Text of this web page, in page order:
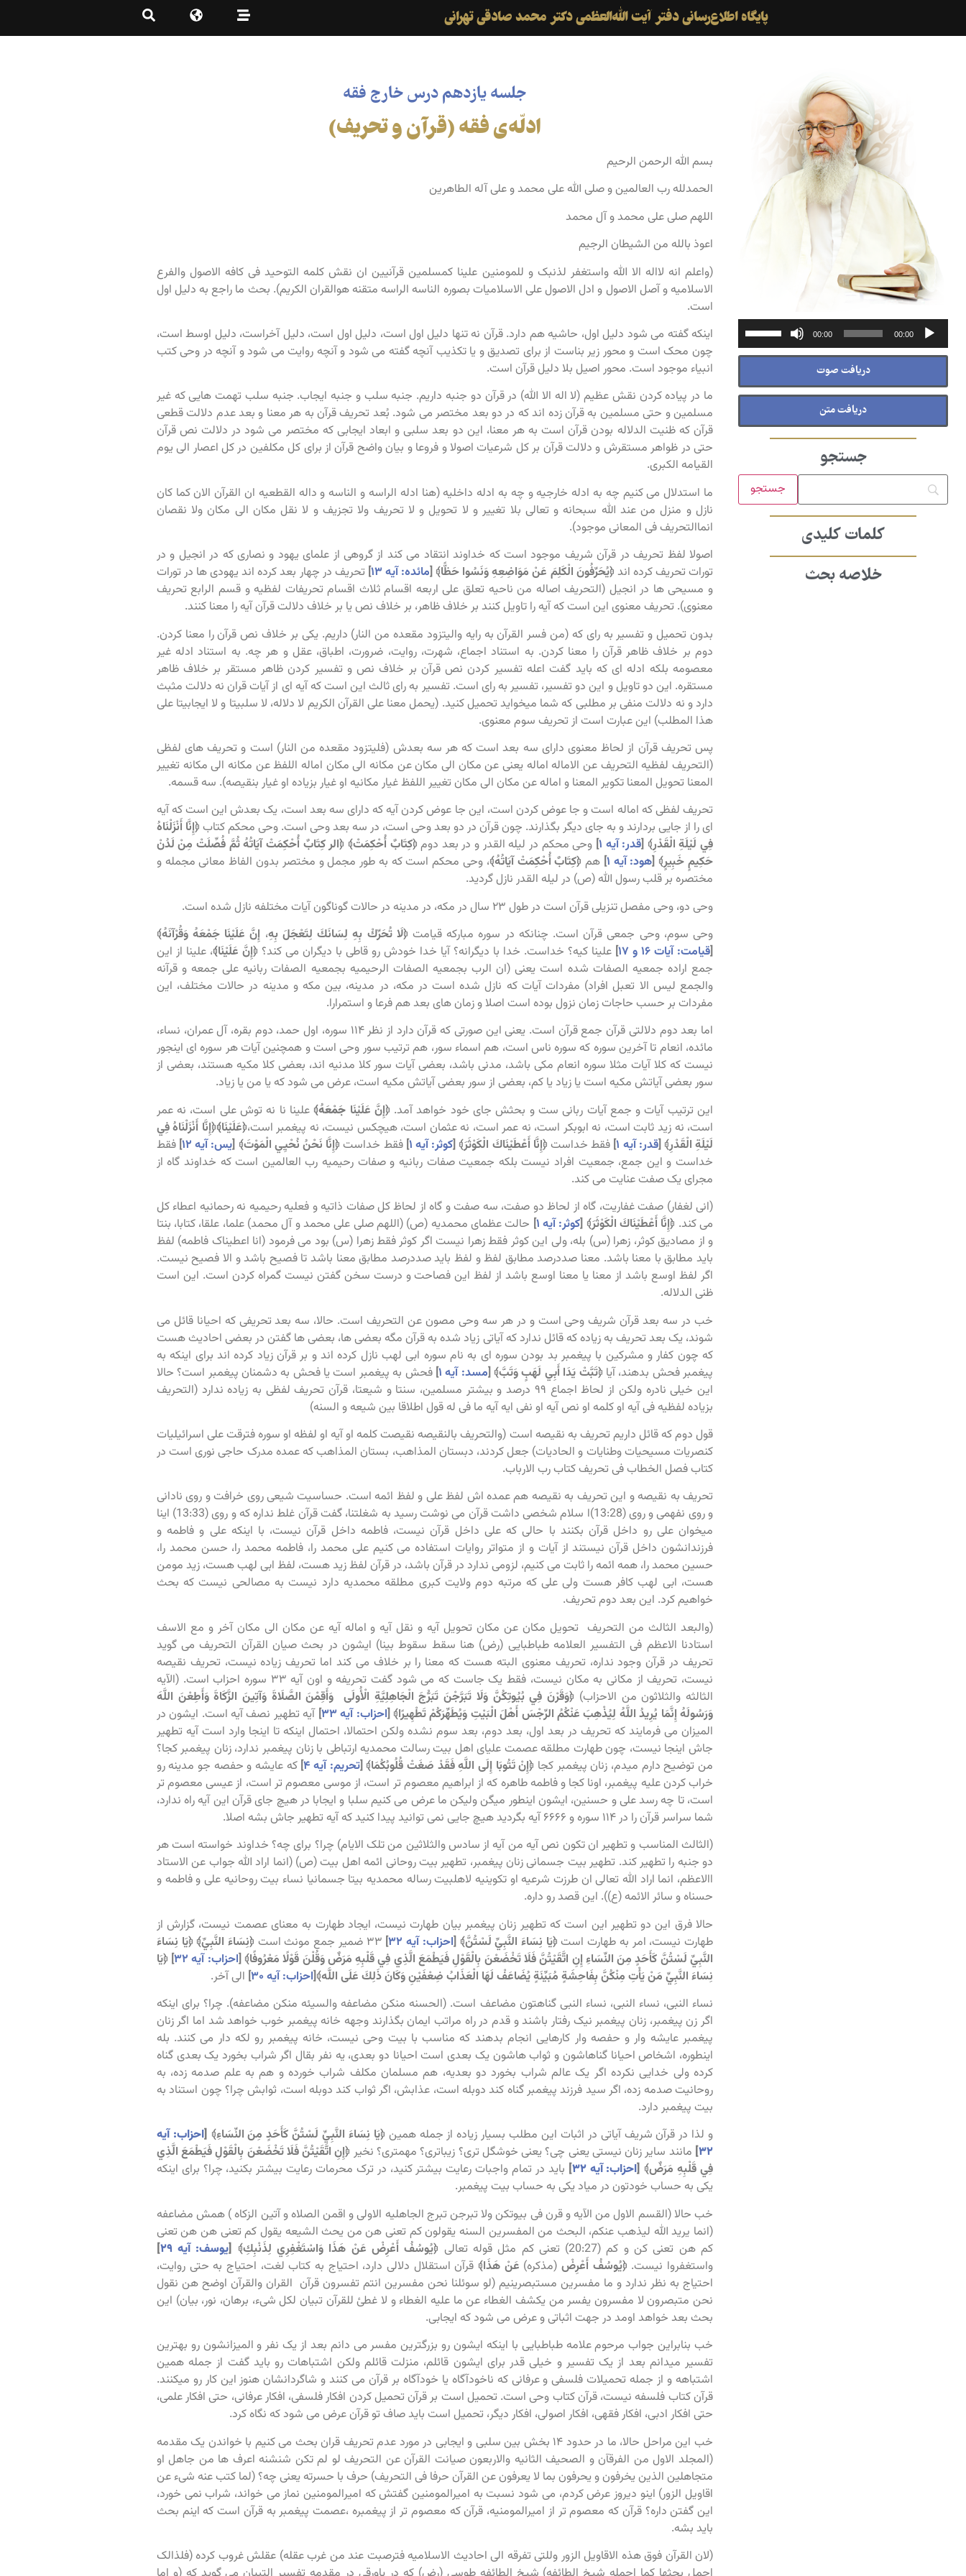
پایگاه اطلاع‌رسانی دفتر آیت الله‌العظمی دکتر محمد صادقی تهرانی
پخش‌کننده
صوت
00:00
00:00
یا
صدا
کلیدهای
استفاده
دریافت صوت
دریافت متن
جستجو
کلمات کلیدی
خلاصه بحث
جلسه یازدهم درس خارج فقه
ادلّه‌ی فقه (قرآن و تحریف)
بسم الله الرحمن الرحیم
الحمدلله رب العالمین و صلی الله علی محمد و علی آله الطاهرین
اللهم صلی علی محمد و آل محمد
اعوذ بالله من الشیطان الرجیم
(واعلم انه لااله الا الله واستغفر لذنبک و للمومنین علینا کمسلمین قرآنیین ان نقش کلمه التوحید فی کافه الاصول والفرع
الاسلامیه و آصل الاصول و ادل الاصول علی الاسلامیات بصوره الناسه الراسه متقنه هوالقران الکریم). بحث ما راجع به دلیل اول
است.
اینکه گفته می شود دلیل اول، حاشیه هم دارد. قرآن نه تنها دلیل اول است، دلیل اول است، دلیل آخراست، دلیل اوسط است،
چون محک است و محور زیر بناست از برای تصدیق و یا تکذیب آنچه گفته می شود و آنچه روایت می شود و آنچه در وحی کتب
انبیاء موجود است. محور اصیل بلا دلیل قرآن است.
ما در پیاده کردن نقش عظیم (لا اله الا الله) در قرآن دو جنبه داریم. جنبه سلب و جنبه ایجاب. جنبه سلب تهمت هایی که غیر
مسلمین و حتی مسلمین به قرآن زده اند که در دو بعد مختصر می شود. بُعد تحریف قرآن به هر معنا و بعد عدم دلالت قطعی
قرآن که ظنیت الدلاله بودن قرآن است به هر معنا، این دو بعد سلبی و ابعاد ایجابی که مختصر می شود در دلالت نص قرآن
حتی در ظواهر مستقرش و دلالت قرآن بر کل شرعیات اصولا و فروعا و بیان واضح قرآن از برای کل مکلفین در کل اعصار الی یوم
القیامه الکبری.
ما استدلال می کنیم چه به ادله خارجیه و چه به ادله داخلیه (هنا ادله الراسه و الناسه و داله القطعیه ان القرآن الان کما کان
نازل و منزل من عند الله سبحانه و تعالی بلا تغییر و لا تحویل و لا تحریف ولا تجزیف و لا نقل مکان الی مکان ولا نقصان
انماالتحریف فی المعانی موجود).
اصولا لفظ تحریف در قرآن شریف موجود است که خداوند انتقاد می کند از گروهی از علمای یهود و نصاری که در انجیل و در
تورات تحریف کرده اند ﴿يُحَرِّفُونَ الْكَلِمَ عَنْ مَوَاضِعِهِ وَنَسُوا حَظًّا﴾ [مائده: آیه ۱۳ ] تحریف در چهار بعد کرده اند یهودی ها در تورات
و مسیحی ها در انجیل (التحریف اصاله من ناحیه تعلق علی اربعه اقسام ثلاث اقسام تحریفات لفظیه و قسم الرابع تحریف
معنوی). تحریف معنوی این است که آیه را تاویل کنند بر خلاف ظاهر، بر خلاف نص یا بر خلاف دلالت قرآن آیه را معنا کنند.
بدون تحمیل و تفسیر به رای که (من فسر القرآن به رایه والیتزود مقعده من النار) داریم. یکی بر خلاف نص قرآن را معنا کردن.
دوم بر خلاف ظاهر قرآن را معنا کردن. به استناد اجماع، شهرت، روایت، ضرورت، اطباق، عقل و هر چه. به استناد ادله غیر
معصومه بلکه ادله ای که باید گفت اعله تفسیر کردن نص قرآن بر خلاف نص و تفسیر کردن ظاهر مستقر بر خلاف ظاهر
مستقره. این دو تاویل و این دو تفسیر، تفسیر به رای است. تفسیر به رای ثالث این است که آیه ای از آیات قران نه دلالت مثبث
دارد و نه دلالت منفی بر مطلبی که شما میخواید تحمیل کنید. (یحمل معنا علی القرآن الکریم لا دلاله، لا سلبیتا و لا ایجابیتا علی
هذا المطلب) این عبارت است از تحریف سوم معنوی.
پس تحریف قرآن از لحاظ معنوی دارای سه بعد است که هر سه بعدش (فلیتزود مقعده من النار) است و تحریف های لفظی
(التحریف لفظیه التحریف عن الاماله اماله یعنی عن مکان الی مکان عن مکانه الی مکان اماله اللفظ عن مکانه الی مکانه تغییر
المعنا تحویل المعنا تکویر المعنا و اماله عن مکان الی مکان تغییر اللفظ غیار مکانیه او غیار بزیاده او غیار بنقیصه). سه قسمه.
تحریف لفظی که اماله است و جا عوض کردن است، این جا عوض کردن آیه که دارای سه بعد است، یک بعدش این است که آیه
ای را از جایی بردارند و به جای دیگر بگذارند. چون قرآن در دو بعد وحی است، در سه بعد وحی است. وحی محکم کتاب ﴿إِنَّا أَنْزَلْنَاهُ
فِي لَيْلَةِ الْقَدْرِ﴾ [قدر: آیه ۱ ] وحی محکم در لیله القدر و در بعد دوم ﴿كِتَابٌ أُحْكِمَتْ﴾ ﴿الر كِتَابٌ أُحْكِمَتْ آيَاتُهُ ثُمَّ فُصِّلَتْ مِنْ لَدُنْ
حَكِيمٍ خَبِيرٍ﴾ [هود: آیه ۱ ] هم ﴿كِتَابٌ أُحْكِمَتْ آيَاتُهُ﴾، وحی محکم است که به طور مجمل و مختصر بدون الفاظ معانی مجمله و
مختصره بر قلب رسول الله (ص) در لیله القدر نازل گردید.
وحی دو، وحی مفصل تنزیلی قرآن است در طول ۲۳ سال در مکه، در مدینه در حالات گوناگون آیات مختلفه نازل شده است.
وحی سوم، وحی جمعی قرآن است. چنانکه در سوره مبارکه قیامت ﴿لَا تُحَرِّكْ بِهِ لِسَانَكَ لِتَعْجَلَ بِهِ، إِنَّ عَلَيْنَا جَمْعَهُ وَقُرْآنَهُ﴾
[قیامت: آیات ۱۶ و ۱۷ ] علینا کیه؟ خداست. خدا با دیگرانه؟ آیا خدا خودش رو قاطی با دیگران می کند؟ ﴿إِنَّ عَلَيْنَا﴾، علینا از این
جمع اراده جمعیه الصفات شده است یعنی (ان الرب بجمعیه الصفات الرحیمیه بجمعیه الصفات ربانیه علی جمعه و قرآنه
والجمع لیس الا تعبل افراد) مفردات آیات که نازل شده است در مکه، در مدینه، بین مکه و مدینه در حالات مختلف، این
مفردات بر حسب حاجات زمان نزول بوده است اصلا و زمان های بعد هم فرعا و استمرارا.
اما بعد دوم دلالتی قرآن جمع قرآن است. یعنی این صورتی که قرآن دارد از نظر ۱۱۴ سوره، اول حمد، دوم بقره، آل عمران، نساء،
مائده، انعام تا آخرین سوره که سوره ناس است، هم اسماء سور، هم ترتیب سور وحی است و همچنین آیات هر سوره ای اینجور
نیست که کلا آیات مثلا سوره انعام مکی باشد، مدنی باشد، بعضی آیات سور کلا مدنیه اند، بعضی کلا مکیه هستند، بعضی از
سور بعضی آیاتش مکیه است یا زیاد یا کم، بعضی از سور بعضی آیاتش مکیه است، عرض می شود که یا من یا زیاد.
این ترتیب آیات و جمع آیات ربانی ست و بحثش جای خود خواهد آمد. ﴿إِنَّ عَلَيْنَا جَمْعَهُ﴾ علینا نا نه توش علی است، نه عمر
است، نه زید ثابت است، نه ابوبکر است، نه عمر است، نه عثمان است، هیچکس نیست، نه پیغمبر است،﴿عَلَيْنَا﴾﴿إِنَّا أَنْزَلْنَاهُ فِي
لَيْلَةِ الْقَدْرِ﴾ [قدر: آیه ۱ ] فقط خداست ﴿إِنَّا أَعْطَيْنَاكَ الْكَوْثَرَ﴾ [کوثر: آیه ۱ ] فقط خداست ﴿إِنَّا نَحْنُ نُحْيِي الْمَوْتَ﴾ [یس: آیه ۱۲ ] فقط
خداست و این جمع، جمعیت افراد نیست بلکه جمعیت صفات ربانیه و صفات رحیمیه رب العالمین است که خداوند گاه از
مجرای یک صفت عنایت می کند.
(انی لغفار) صفت غفاریت، گاه از لحاظ دو صفت، سه صفت و گاه از لحاظ کل صفات ذاتیه و فعلیه رحیمیه نه رحمانیه اعطاء کل
می کند. ﴿إِنَّا أَعْطَيْنَاكَ الْكَوْثَرَ﴾ [کوثر: آیه ۱ ] حالت عظمای محمدیه (ص) (اللهم صلی علی محمد و آل محمد) علما، علقا، کتابا، بنتا
و از مصادیق کوثر، زهرا (س) بله، ولی این کوثر فقط زهرا نیست اگر کوثر فقط زهرا (س) بود می فرمود (انا اعطیناک فاطمه) لفظ
باید مطابق با معنا باشد. معنا صددرصد مطابق لفظ و لفظ باید صددرصد مطابق معنا باشد تا فصیح باشد و الا فصیح نیست.
اگر لفظ اوسع باشد از معنا یا معنا اوسع باشد از لفظ این فصاحت و درست سخن گفتن نیست گمراه کردن است. این است
ظنی الدلاله.
خب در سه بعد قرآن شریف وحی است و در هر سه وحی مصون عن التحریف است. حالا، سه بعد تحریفی که احیانا قائل می
شوند، یک بعد تحریف به زیاده که قائل ندارد که آیاتی زیاد شده به قرآن مگه بعضی ها، بعضی ها گفتن در بعضی احادیث هست
که چون کفار و مشرکین با پیغمبر بد بودن سوره ای به نام سوره ابی لهب نازل کرده اند و بر قرآن زیاد کرده اند برای اینکه به
پیغمبر فحش بدهند، آیا ﴿تَبَّتْ يَدَا أَبِي لَهَبٍ وَتَبَّ﴾ [مسد: آیه ۱ ] فحش به پیغمبر است یا فحش به دشمنان پیغمبر است؟ حالا
این خیلی نادره ولکن از لحاظ اجماع ۹۹ درصد و بیشتر مسلمین، سنتا و شیعتا، قرآن تحریف لفظی به زیاده ندارد (التحریف
بزیاده لفظیه فی آیه او کلمه او نص آیه او نفی ایه آیه ما فی له قول اطلاقا بین شیعه و السنه)
قول دوم که قائل داریم تحریف به نقیصه است (والتحریف بالنقیصه نقیصت کلمه او آیه او لفظه او سوره فترقت علی اسرائیلیات
کنصریات مسیحیات وطنایات و الحادیات) جعل کردند، دبستان المذاهب، بستان المذاهب که عمده مدرک حاجی نوری است در
کتاب فصل الخطاب فی تحریف کتاب رب الارباب.
تحریف به نقیصه و این تحریف به نقیصه هم عمده اش لفظ علی و لفظ ائمه است. حساسیت شیعی روی خرافت و روی نادانی
و روی نفهمی و روی (13:28)ا سلام شخصی داشت قرآن می نوشت رسید به شغلتنا، گفت قرآن غلط نداره که و روی (13:33) اینا
میخوان علی رو داخل قرآن بکنند با حالی که علی داخل قرآن نیست، فاطمه داخل قرآن نیست، با اینکه علی و فاطمه و
فرزندانشون داخل قرآن نیستند از آیات و از متواتر روایات استفاده می کنیم علی محمد را، فاطمه محمد را، حسن محمد را،
حسین محمد را، همه ائمه را ثابت می کنیم، لزومی ندارد در قرآن باشد، در قرآن لفظ زید هست، لفظ ابی لهب هست، زید مومن
هست، ابی لهب کافر هست ولی علی که مرتبه دوم ولایت کبری مطلقه محمدیه دارد نیست به مصالحی نیست که بحث
خواهیم کرد. این بعد دوم تحریف.
(والبعد الثالث من التحریف تحویل مکان عن مکان تحویل آیه و نقل آیه و اماله آیه عن مکان الی مکان آخر و مع الاسف
استادنا الاعظم فی التفسیر العلامه طباطبایی (رض) هنا سقط سقوط بینا) ایشون در بحث صیان القرآن التحریف می گوید
تحریف در قرآن وجود نداره، تحریف معنوی البته هست که معنا را بر خلاف می کند اما تحریف زیاده نیست، تحریف نقیصه
نیست، تحریف از مکانی به مکان نیست، فقط یک جاست که می شود گفت تحریفه و اون آیه ۳۳ سوره احزاب است. (الآیه
الثالثه والثلاثون من الاحزاب) ﴿وَقَرْنَ فِي بُيُوتِكُنَّ وَلَا تَبَرَّجْنَ تَبَرُّجَ الْجَاهِلِيَّةِ الْأُولَى وَأَقِمْنَ الصَّلَاةَ وَآتِينَ الزَّكَاةَ وَأَطِعْنَ اللَّهَ
وَرَسُولَهُ إِنَّمَا يُرِيدُ اللَّهُ لِيُذْهِبَ عَنْكُمُ الرِّجْسَ أَهْلَ الْبَيْتِ وَيُطَهِّرَكُمْ تَطْهِيرًا﴾ [احزاب: آیه ۳۳ ] آیه تطهیر نصف آیه است. ایشون در
المیزان می فرمایند که تحریف در بعد اول، بعد دوم، بعد سوم نشده ولکن احتمالا، احتمال اینکه تا اینجا وارد است آیه تطهیر
جاش اینجا نیست، چون طهارت مطلقه عصمت علیای اهل بیت رسالت محمدیه ارتباطی با زنان پیغمبر ندارد، زنان پیغمبر کجا؟
من توضیح دارم میدم، زنان پیغمبر کجا ﴿إِنْ تَتُوبَا إِلَى اللَّهِ فَقَدْ صَغَتْ قُلُوبُكُمَا﴾ [تحریم: آیه ۴ ] که عایشه و حفصه جو مدینه رو
خراب کردن علیه پیغمبر، اونا کجا و فاطمه طاهره که از ابراهیم معصوم تر است، از موسی معصوم تر است، از عیسی معصوم تر
است، تا چه رسد علی و حسنین، ایشون اینطور میگن ولیکن ما عرض می کنیم سلبا و ایجابا در هیچ جای قرآن این آیه راه ندارد،
شما سراسر قرآن را در ۱۱۴ سوره و ۶۶۶۶ آیه بگردید هیچ جایی نمی توانید پیدا کنید که آیه تطهیر جاش بشه اصلا.
(الثالث المناسب و تطهیر ان تکون نص آیه من آیه از سادس والثلاثین من تلک الایام) چرا؟ برای چه؟ خداوند خواسته است هر
دو جنبه را تطهیر کند. تطهیر بیت جسمانی زنان پیغمبر، تطهیر بیت روحانی ائمه اهل بیت (ص) (انما اراد الله جواب عن الاستاد
االاعظم، انما اراد الله تعالی ان طرزت شرعیه او تکوینیه لاهلبیت رساله محمدیه بیتا جسمانیا نساء بیت روحانیه علی و فاطمه و
حسناه و سائر الائمه (ع)). این قصد رو داره.
حالا فرق این دو تطهیر این است که تطهیر زنان پیغمبر بیان طهارت نیست، ایجاد طهارت به معنای عصمت نیست، گزارش از
طهارت نیست، امر به طهارت است ﴿يَا نِسَاءَ النَّبِيِّ لَسْتُنَّ﴾ [احزاب: آیه ۳۲ ] ﴿نِسَاءَ النَّبِيِّ﴾ ﴿يَا نِسَاءَ
النَّبِيِّ لَسْتُنَّ كَأَحَدٍ مِنَ النِّسَاءِ إِنِ اتَّقَيْتُنَّ فَلَا تَخْضَعْنَ بِالْقَوْلِ فَيَطْمَعَ الَّذِي فِي قَلْبِهِ مَرَضٌ وَقُلْنَ قَوْلًا مَعْرُوفًا﴾ [احزاب: آیه ۳۲ ] ﴿يَا
نِسَاءَ النَّبِيِّ مَنْ يَأْتِ مِنْكُنَّ بِفَاحِشَةٍ مُبَيِّنَةٍ يُضَاعَفْ لَهَا الْعَذَابُ ضِعْفَيْنِ وَكَانَ ذَلِكَ عَلَى اللَّه﴾[احزاب: آیه ۳۰ ] الی آخر.
نساء النبی، نساء النبی، نساء النبی گناهتون مضاعف است. (الحسنه منکن مضاعفه والسیئه منکن مضاعفه). چرا؟ برای اینکه
اگر زن پیغمبر، زنان پیغمبر نیک رفتار باشند و قدم در راه مراتب ایمان بگذارند وجهه خانه پیغمبر خوب خواهد شد اما اگر زنان
پیغمبر عایشه وار و حفصه وار کارهایی انجام بدهند که مناسب با بیت وحی نیست، خانه پیغمبر رو لکه دار می کنند. بله
اینطوره، اشخاص احیانا گناهاشون و ثواب هاشون یک بعدی است احیانا دو بعدی، یه نفر بقال اگر شراب بخورد یک بعدی گناه
کرده ولی خدایی نکرده اگر یک عالم شراب بخورد دو بعدیه، هم مسلمان مکلف شراب خورده و هم به علم صدمه زده، به
روحانیت صدمه زده، اگر سید فرزند پیغمبر گناه کند دوبله است، عذابش، اگر ثواب کند دوبله است، ثوابش چرا؟ چون استناد به
بیت پیغمبر دارد.
و لذا در قرآن شریف آیاتی در اثبات این مطلب بسیار زیاده از جمله همین ﴿يَا نِسَاءَ النَّبِيِّ لَسْتُنَّ كَأَحَدٍ مِنَ النِّسَاءِ﴾ [احزاب: آیه
۳۲] مانند سایر زنان نیستی یعنی چی؟ یعنی خوشگل تری؟ زیباتری؟ مهمتری؟ نخیر ﴿إِنِ اتَّقَيْتُنَّ فَلَا تَخْضَعْنَ بِالْقَوْلِ فَيَطْمَعَ الَّذِي
فِي قَلْبِهِ مَرَضٌ﴾ [احزاب: آیه ۳۲ ] باید در تمام واجبات رعایت بیشتر کنید، در ترک محرمات رعایت بیشتر بکنید، چرا؟ برای اینکه
یکی به حساب خودتون در میاد یکی به حساب بیت پیغمبر.
خب حالا (القسم الاول من الآیه و قرن فی بیوتکن ولا تبرجن تبرج الجاهلیه الاولی و اقمن الصلاه و آتین الزکاه ) همش مضاعفه
(انما یرید الله لیذهب عنکم، البحث من المفسرین السنه یقولون کم تعنی هن من یحث الشیعه یقول کم تعنی هن هن تعنی
کم هن تعنی کن و کم (20:27) تعنی کم مثل قوله تعالی
﴿يُوسُفُ أَعْرِضْ عَنْ هَذَا وَاسْتَغْفِرِي لِذَنْبِكِ﴾ [یوسف: آیه ۲۹
]
واستغفروا نیست. ﴿يُوسُفُ أَعْرِضْ (مذکره) عَنْ هَذَا﴾ قرآن استقلال دلالی دارد، احتیاج به کتاب لغت، احتیاج به حتی روایت،
احتیاج به نظر ندارد و ما مفسرین مستبصرینیم (لو سوئلنا نحن مفسرین انتم تفسرون قرآن القران والقرآن اوضح هن نقول
نحن متبصرون لا مفسرون یفسر من یکشف الغطاء عن ما علیه الغطاء و لا غطئ للقرآن تبیان لکل شیء، برهان، نور، بیان) این
بحث بعد خواهد اومد در جهت اثباتی و عرض می شود که ایجابی.
خب بنابراین جواب مرحوم علامه طباطبایی با اینکه ایشون رو بزرگترین مفسر می دانم بعد از یک نفر و المیزانشون رو بهترین
تفسیر میدانم بعد از یک تفسیر و خیلی قدر برای ایشون قائلم، منزلت قائلم ولکن اشتباهات رو باید گفت از جمله همین
اشتباهه و از جمله تحمیلات فلسفی و عرفانی که ناخودآگاه یا خودآگاه بر قرآن می کنند و شاگردانشان هنوز این کار رو میکنند.
قرآن کتاب فلسفه نیست، قرآن کتاب وحی است. تحمیل است بر قرآن تحمیل کردن افکار فلسفی، افکار عرفانی، حتی افکار علمی،
حتی افکار ادبی، افکار فقهی، افکار اصولی، افکار دیگر، تحمیل است باید صاف تو قرآن عرض می شود که نگاه کرد.
خب این مراحل حالا، ما در حدود ۱۴ بخش بین سلبی و ایجابی در مورد عدم تحریف قران بحث می کنیم با خواندن یک مقدمه
(المجلد الاول من الفرقآن و الصحیف الثانیه والاربعون صیانت القرآن عن التحریف لو لم تکن شنشنه اعرف ها من جاهل او
متجاهلین الذین یخرفون و یحرفون بما لا یعرفون عن القرآن حرفا فی التحریف) حرف با حسرته یعنی چه؟ (لما کتب عنه شیء عن
اقاویل الزور) اینو دیروز عرض کردم، می شود نسبت به امیرالمومنین گفتش که امیرالمومنین نماز می خواند، شراب نمی خورد،
این گفتن داره؟ قرآن که معصوم تر از امیرالمومنیه، قرآن که معصوم تر از پیغمبره ،عصمت پیغمبر به قرآن است که اینم بحث
باید بشه.
(لان القرآن فوق هذه الاقاویل الزور وللتی تفرقه الی احادیث الاسلامیه فترصبت عند من غرب عقله) عقلش غروب کرده (فلذالک